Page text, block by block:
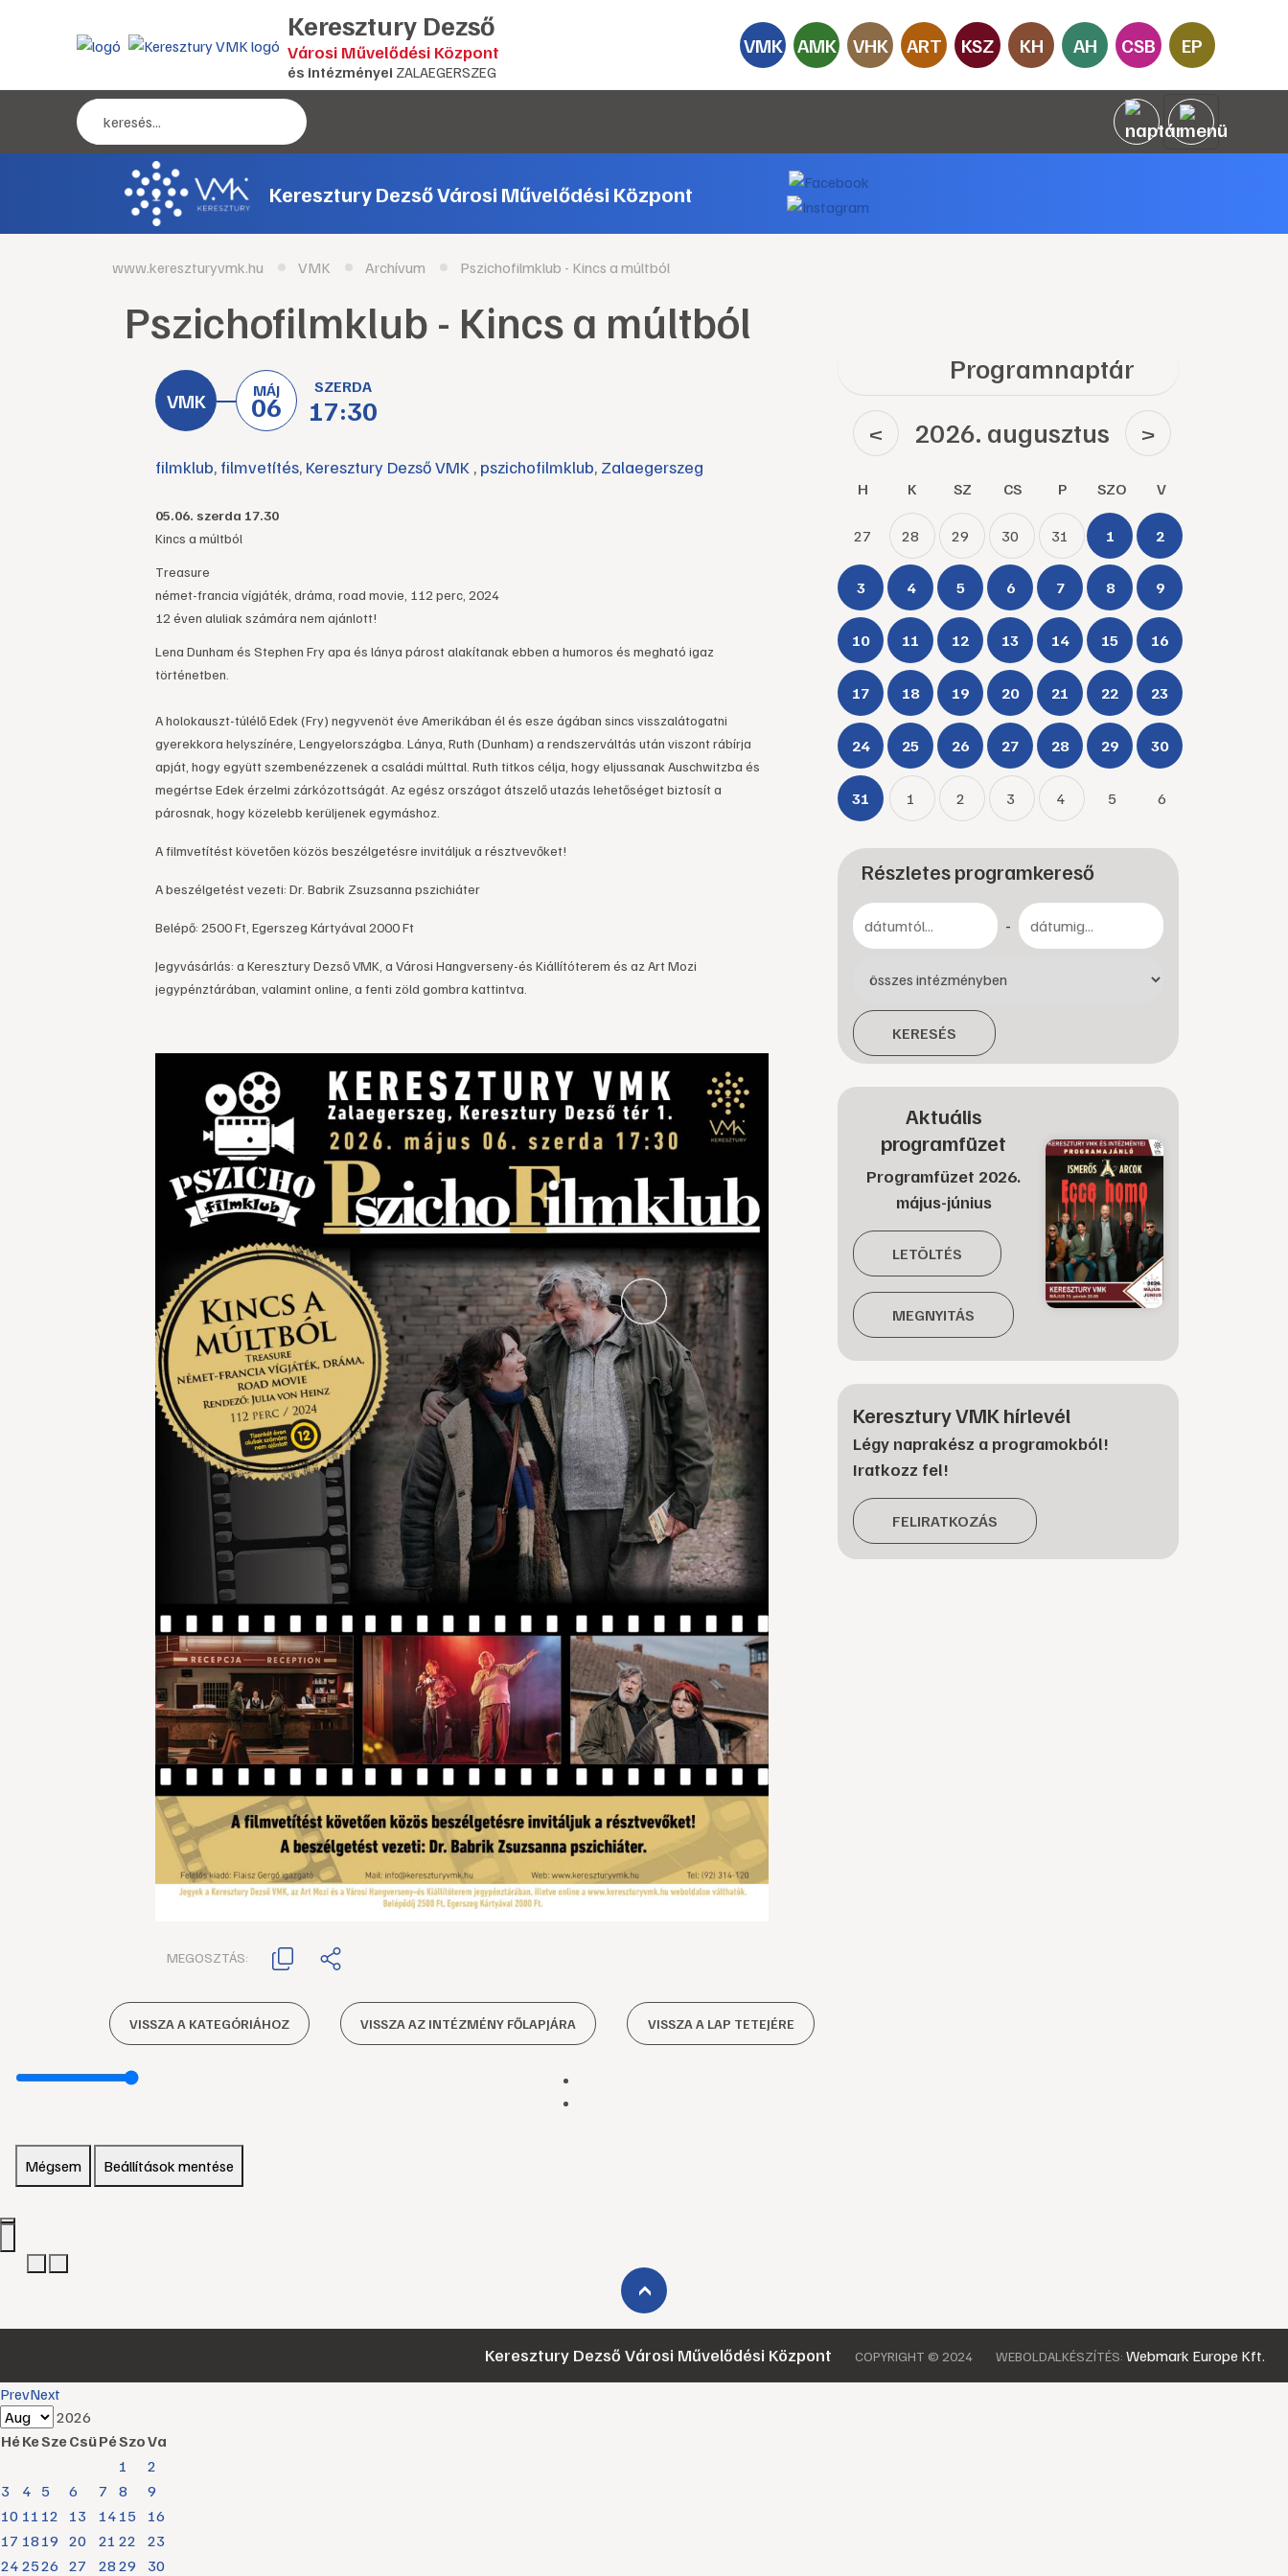
Keresztury Dezső
Városi Művelődési Központ
és intézményei ZALAEGERSZEG
VMK AMK VHK ART KSZ KH AH CSB EP
Keresztury Dezső Városi Művelődési Központ
www.kereszturyvmk.hu VMK Archívum Pszichofilmklub - Kincs a múltból
Pszichofilmklub - Kincs a múltból
MÁJ
06
SZERDA
17:30
filmklub, filmvetítés, Keresztury Dezső VMK , pszichofilmklub, Zalaegerszeg
05.06. szerda 17.30
Kincs a múltból
Treasure
német-francia vígjáték, dráma, road movie, 112 perc, 2024
12 éven aluliak számára nem ajánlott!
Lena Dunham és Stephen Fry apa és lánya párost alakítanak ebben a humoros és megható igaz
történetben.
A holokauszt-túlélő Edek (Fry) negyvenöt éve Amerikában él és esze ágában sincs visszalátogatni
gyerekkora helyszínére, Lengyelországba. Lánya, Ruth (Dunham) a rendszerváltás után viszont rábírja
apját, hogy együtt szembenézzenek a családi múlttal. Ruth titkos célja, hogy eljussanak Auschwitzba és
megértse Edek érzelmi zárkózottságát. Az egész országot átszelő utazás lehetőséget biztosít a
párosnak, hogy közelebb kerüljenek egymáshoz.
A filmvetítést követően közös beszélgetésre invitáljuk a résztvevőket!
A beszélgetést vezeti: Dr. Babrik Zsuzsanna pszichiáter
Belépő: 2500 Ft, Egerszeg Kártyával 2000 Ft
Jegyvásárlás: a Keresztury Dezső VMK, a Városi Hangverseny-és Kiállítóterem és az Art Mozi
jegypénztárában, valamint online, a fenti zöld gombra kattintva.
MEGOSZTÁS:
VISSZA A KATEGÓRIÁHOZ VISSZA AZ INTÉZMÉNY FŐLAPJÁRA VISSZA A LAP TETEJÉRE
Programnaptár
< 2026. augusztus >
H K SZ CS P SZO V
27 28 29 30 31 1 2
3 4 5 6 7 8 9
10 11 12 13 14 15 16
17 18 19 20 21 22 23
24 25 26 27 28 29 30
31 1 2 3 4 5 6
Részletes programkereső
-
KERESÉS
Aktuális
programfüzet
Programfüzet 2026.
május-június
LETÖLTÉS
MEGNYITÁS
Keresztury VMK hírlevél
Légy naprakész a programokból!
Iratkozz fel!
FELIRATKOZÁS
Mégsem Beállítások mentése
›
Keresztury Dezső Városi Művelődési Központ COPYRIGHT © 2024 WEBOLDALKÉSZÍTÉS: Webmark Europe Kft.
PrevNext
2026
HéKeSzeCsüPéSzoVa
1
2
3
4 5 6 7 8
9
10 11 12 13 14 15
16
17 18 19 20 21 22
23
24 2526 27 28 29 30